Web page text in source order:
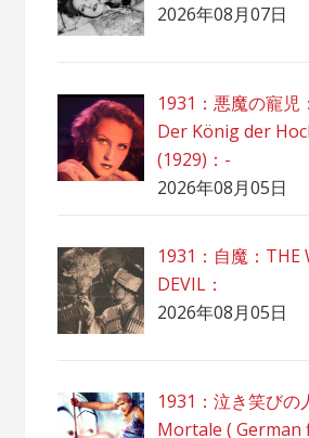
2026年08月07日
1931：悪魔の寵
Der König der
(1929)：-
2026年08月05日
1931：自魔：ТHЕ
DEVIL：
2026年08月05日
1931：泣き笑びの
Mortale ( German